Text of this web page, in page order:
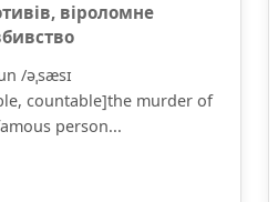
віроломне
/əˌsæsɪ
countable]the murder of
person...